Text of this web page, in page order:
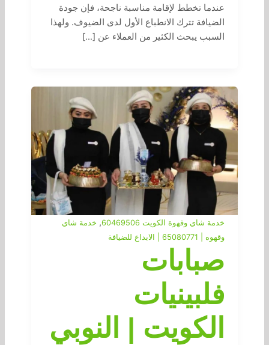
عندما تخطط لإقامة مناسبة ناجحة، فإن جودة
الضيافة تترك الانطباع الأول لدى الضيوف. ولهذا
السبب يبحث الكثير من العملاء عن […]
خدمة شاي وقهوة الكويت 60469506 , خدمة شاي
وقهوه | 65080771 | الابداع للضيافة
صبابات
فلبينيات
الكويت | النوبي